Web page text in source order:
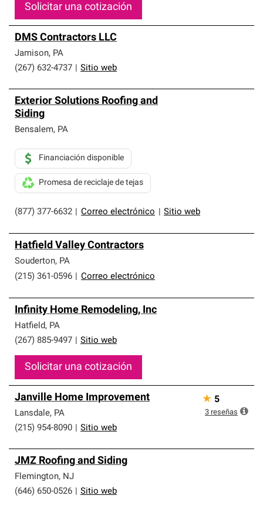
Solicitar una cotización
DMS Contractors LLC
Jamison, PA
(267) 632-4737
Sitio web
Exterior Solutions Roofing and
Siding
Bensalem, PA
(877) 377-6632 Correo electrónico Sitio web
Financiación disponible
Promesa de reciclaje de tejas
Hatfield Valley Contractors
Souderton, PA
(215) 361-0596
Correo electrónico
Infinity Home Remodeling, Inc
Hatfield, PA
(267) 885-9497
Sitio web
Solicitar una cotización
Janville Home Improvement
Lansdale, PA
(215) 954-8090
Sitio web
★ 5
3 reseñas
JMZ Roofing and Siding
Flemington, NJ
(646) 650-0526
Sitio web